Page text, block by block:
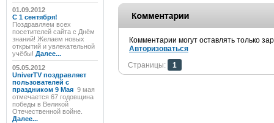
01.09.2012
C 1 сентября!
Поздравляем всех
посетителей сайта с Днём
знаний! Желаем новых
открытий и увлекательной
учёбы! Далее...
05.05.2012
UniverTV поздравляет
пользователей с
праздником 9 Мая 9 мая
отмечается 67 годовщина
победы в Великой
Отечественной войне.
Далее...
Комментарии могут оставлять только
Авторизоваться
Страницы:
1